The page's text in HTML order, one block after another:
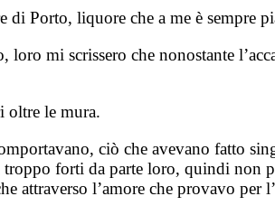
di Porto, liquore che a me è sempre
mi scrissero che nonostante
oltre le mura.
ciò che avevano fatto
forti da parte loro, quindi non
attraverso l’amore che provavo per